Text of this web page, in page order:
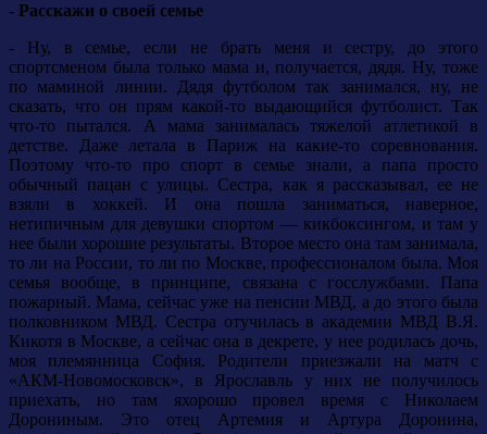
- Расскажи о своей семье
- Ну, в семье, если не брать меня и сестру, до этого
спортсменом была только мама и, получается, дядя. Ну, тоже
по маминой линии. Дядя футболом так занимался, ну, не
сказать, что он прям какой-то выдающийся футболист. Так
что-то пытался. А мама занималась тяжелой атлетикой в
детстве. Даже летала в Париж на какие-то соревнования.
Поэтому что-то про спорт в семье знали, а папа просто
обычный пацан с улицы. Сестра, как я рассказывал, ее не
взяли в хоккей. И она пошла заниматься, наверное,
нетипичным для девушки спортом — кикбоксингом, и там у
нее были хорошие результаты. Второе место она там занимала,
то ли на России, то ли по Москве, профессионалом была. Моя
семья вообще, в принципе, связана с госслужбами. Папа
пожарный. Мама, сейчас уже на пенсии МВД, а до этого была
полковником МВД. Сестра отучилась в академии МВД В.Я.
Кикотя в Москве, а сейчас она в декрете, у нее родилась дочь,
моя племянница София. Родители приезжали на матч с
«АКМ-Новомосковск», в Ярославль у них не получилось
приехать, но там яхорошо провел время с Николаем
Дорониным. Это отец Артемия и Артура Доронина,